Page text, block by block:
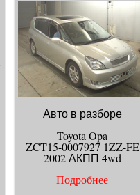
Авто в разборе
Toyota Opa
ZCT15-0007927 1ZZ-FE
2002 АКПП 4wd
Подробнее